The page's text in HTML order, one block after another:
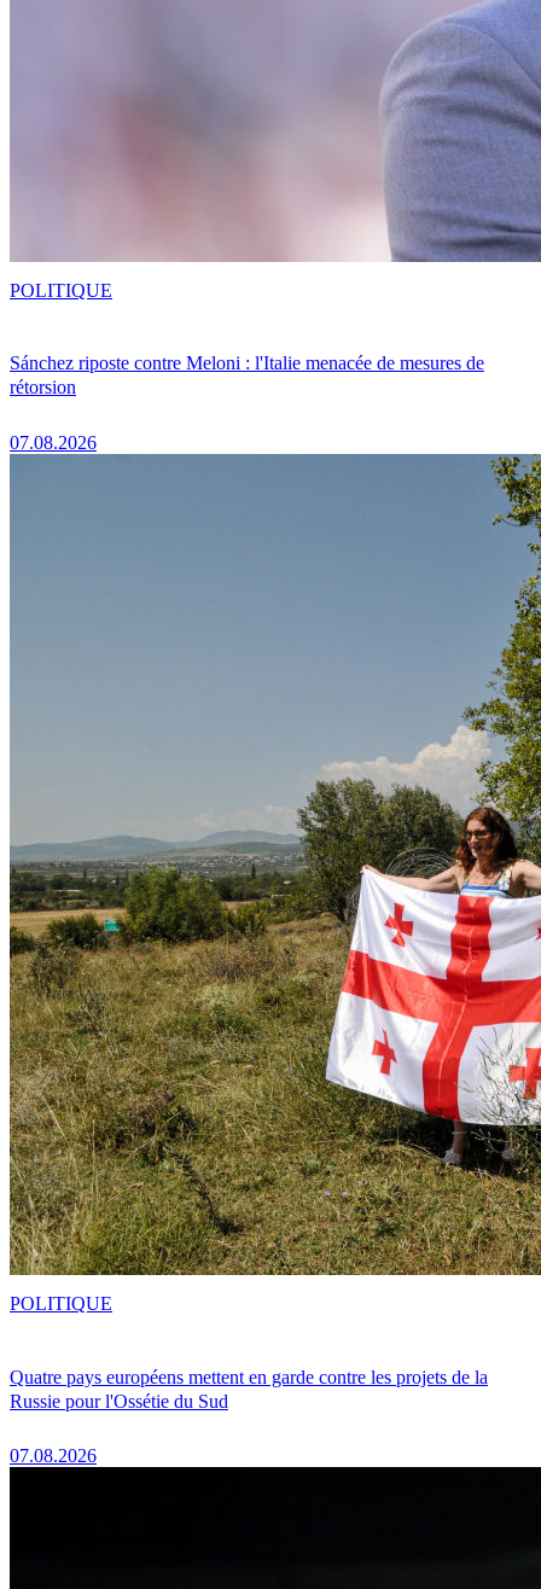
Sánchez riposte contre Meloni : l'Italie menacée de mesures de
rétorsion
07.08.2026
POLITIQUE
Quatre pays européens mettent en garde contre les projets de la
Russie pour l'Ossétie du Sud
07.08.2026
POLITIQUE